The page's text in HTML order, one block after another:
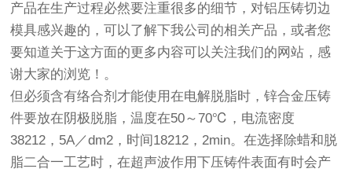
产品在生产过程必然要注重很多的细节，对铝压铸切边
模具感兴趣的，可以了解下我公司的相关产品，或者您
要知道关于这方面的更多内容可以关注我们的网站，感
谢大家的浏览！。
但必须含有络合剂才能使用在电解脱脂时，锌合金压铸
件要放在阴极脱脂，温度在50～70℃，电流密度
38212，5A／dm2，时间18212，2min。在选择除蜡和脱
脂二合一工艺时，在超声波作用下压铸件表面有时会产